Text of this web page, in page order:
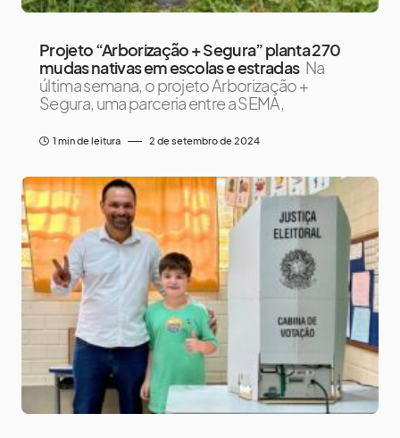
Projeto “Arborização + Segura” planta 270
mudas nativas em escolas e estradas Na
última semana, o projeto Arborização +
Segura, uma parceria entre a SEMA,
1 min de leitura 2 de setembro de 2024